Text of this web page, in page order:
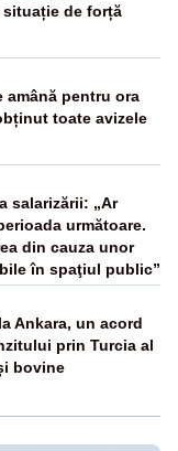
situație de forță
amână pentru ora
toate avizele
salarizării: „Ar
următoare.
din cauza unor
în spaţiul public”
Ankara, un acord
prin Turcia al
bovine